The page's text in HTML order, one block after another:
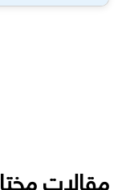
مقالات